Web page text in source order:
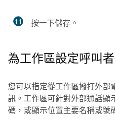
11 按一下儲存 。
為工作區設定呼叫
您可以指定從工作區撥打外部
訊。工作區可針對外部通話顯
碼，或顯示位置主要名稱或號